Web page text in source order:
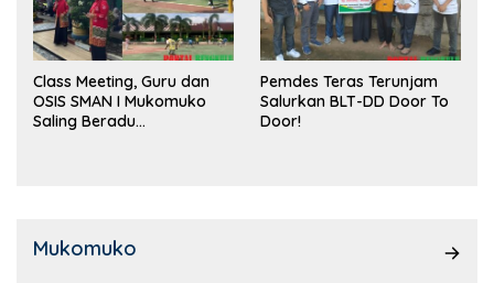
Class Meeting, Guru dan
OSIS SMAN I Mukomuko
Saling Beradu
Pemdes Teras Terunjam
Salurkan BLT-DD Door To
Door!
Mukomuko